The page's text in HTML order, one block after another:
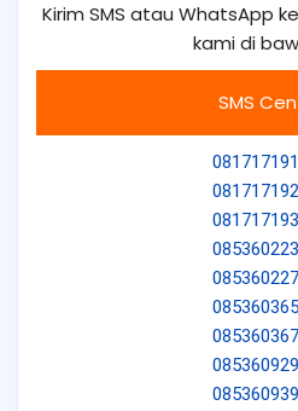
Kirim SMS atau WhatsApp
kami di
SMS